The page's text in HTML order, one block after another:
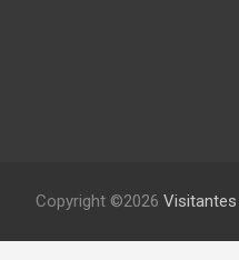
Copyright ©2026 Visitantes